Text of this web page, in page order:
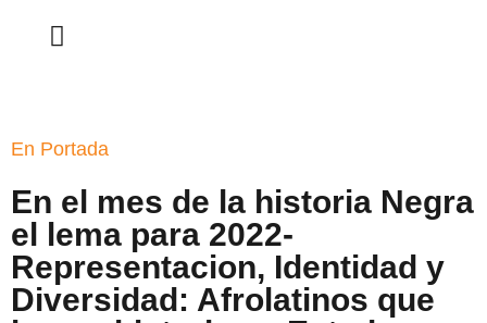
En Portada
En el mes de la historia Negra
el lema para 2022-
Representacion, Identidad y
Diversidad: Afrolatinos que